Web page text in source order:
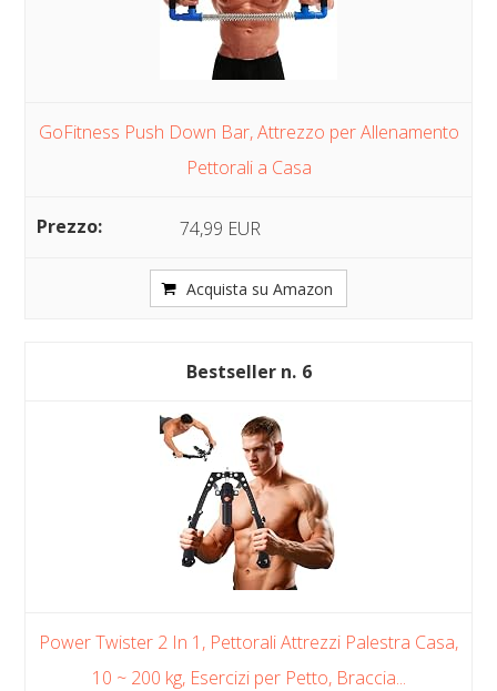
GoFitness Push Down Bar, Attrezzo per Allenamento
Pettorali a Casa
74,99 EUR
Acquista su Amazon
6
Power Twister 2 In 1, Pettorali Attrezzi Palestra Casa,
10 ~ 200 kg, Esercizi per Petto, Braccia...